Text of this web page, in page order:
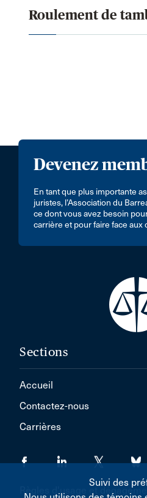
Roulement de
Devenez
En tant que plus importante
juristes, l’Association du
ce dont vous avez besoin
carrière et pour faire face aux
Sections
Accueil
Contactez-nous
Carrières
Règles d'usage et
Suivi des